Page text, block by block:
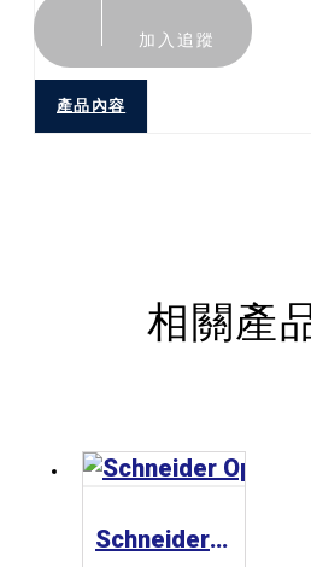
加入追蹤
產品內容
相關產
Schneider Optics Xenoplan 1.3” 工業鏡頭